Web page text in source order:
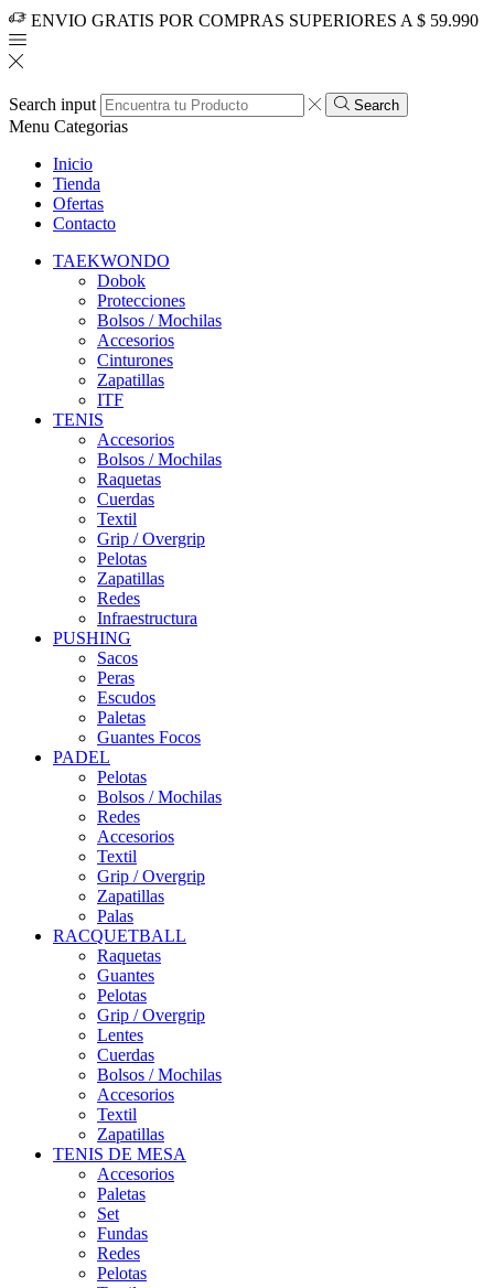
ENVIO GRATIS POR COMPRAS SUPERIORES A $ 59.990
Search input Search
Menu Categorias
Inicio
Tienda
Ofertas
Contacto
TAEKWONDO
Dobok
Protecciones
Bolsos / Mochilas
Accesorios
Cinturones
Zapatillas
ITF
TENIS
Accesorios
Bolsos / Mochilas
Raquetas
Cuerdas
Textil
Grip / Overgrip
Pelotas
Zapatillas
Redes
Infraestructura
PUSHING
Sacos
Peras
Escudos
Paletas
Guantes Focos
PADEL
Pelotas
Bolsos / Mochilas
Redes
Accesorios
Textil
Grip / Overgrip
Zapatillas
Palas
RACQUETBALL
Raquetas
Guantes
Pelotas
Grip / Overgrip
Lentes
Cuerdas
Bolsos / Mochilas
Accesorios
Textil
Zapatillas
TENIS DE MESA
Accesorios
Paletas
Set
Fundas
Redes
Pelotas